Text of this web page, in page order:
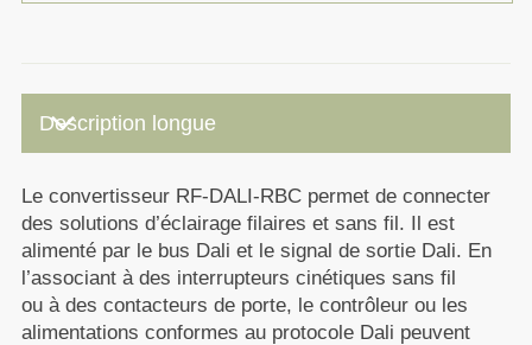
Description longue
keyboard_arrow_down
Le convertisseur RF-DALI-RBC permet de connecter
des solutions d’éclairage filaires et sans fil. Il est
alimenté par le bus Dali et le signal de sortie Dali. En
l’associant à des interrupteurs cinétiques sans fil
ou à des contacteurs de porte, le contrôleur ou les
alimentations conformes au protocole Dali peuvent